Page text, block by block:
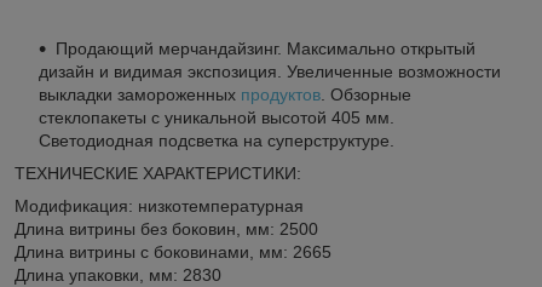
Продающий мерчандайзинг. Максимально открытый
дизайн и видимая экспозиция. Увеличенные возможности
выкладки замороженных продуктов . Обзорные
стеклопакеты с уникальной высотой 405 мм.
Светодиодная подсветка на суперструктуре.
ТЕХНИЧЕСКИЕ ХАРАКТЕРИСТИКИ:
Модификация: низкотемпературная
Длина витрины без боковин, мм: 2500
Длина витрины с боковинами, мм: 2665
Длина упаковки, мм: 2830